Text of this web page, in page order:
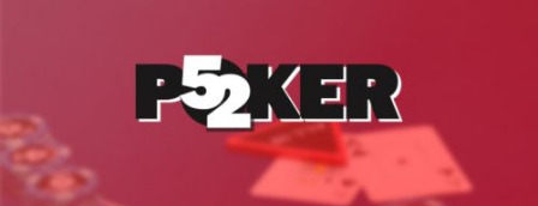
UP NEXT
Victoire chinoise au tournoi à 250 000$ re-buy de
Macao
DON'T MISS